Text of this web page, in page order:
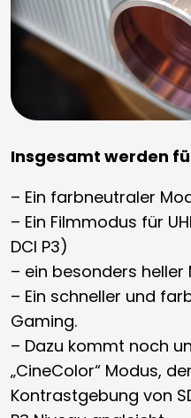
Insgesamt werden
– Ein farbneutraler
– Ein Filmmodus für
DCI P3)
– ein besonders
– Ein schneller und
Gaming.
– Dazu kommt noch
„CineColor“ Modus,
Kontrastgebung von